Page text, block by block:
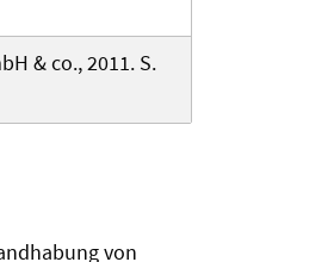
& co., 2011. S.
von